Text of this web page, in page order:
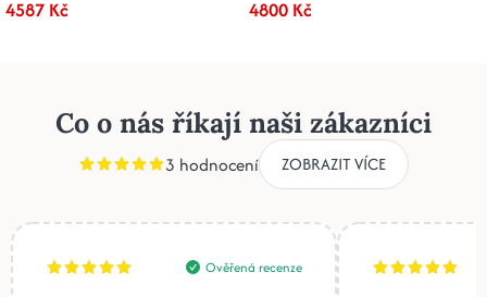
4587 Kč 4800 Kč
Co o nás říkají naši zákazníci
3 hodnocení ZOBRAZIT VÍCE
Ověřená recenze